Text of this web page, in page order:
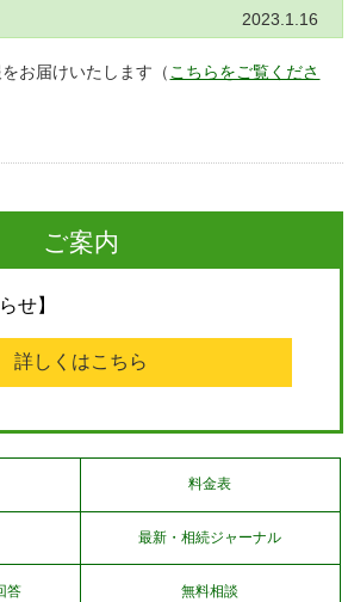
2023.1.16
お届けいたします（ こちらをご覧くださ
ご案内
せ】
詳しくはこちら
料金表
最新・相続ジャーナル
答 無料相談